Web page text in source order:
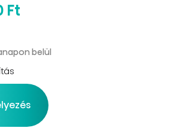
Ft
belül